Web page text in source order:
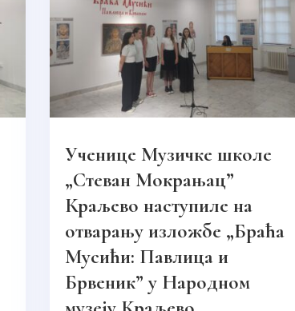
Ученице Музичке школе
„Стеван Мокрањац”
Краљево наступиле на
отварању изложбе „Браћа
Мусићи: Павлица и
Брвеник” у Народном